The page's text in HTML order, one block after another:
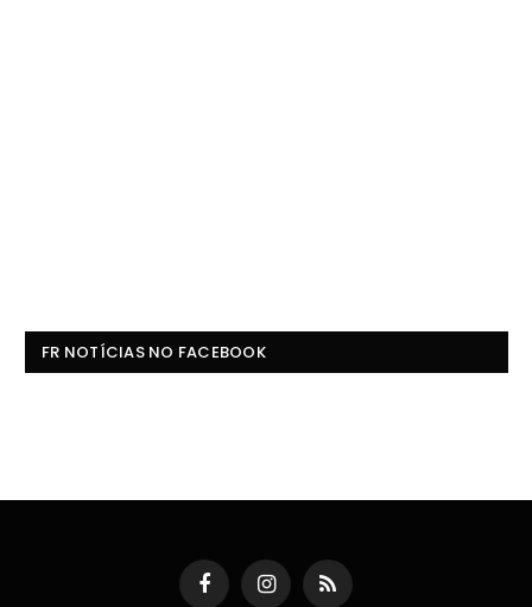
FR NOTÍCIAS NO FACEBOOK
FacebookInstagramRSS